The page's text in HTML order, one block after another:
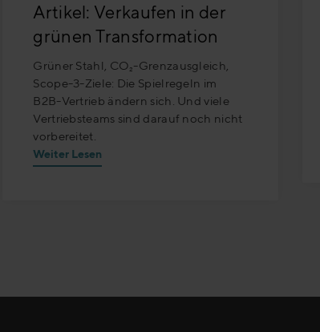
Artikel: Verkaufen in der
grünen Transformation
Grüner Stahl, CO₂-Grenzausgleich,
Scope-3-Ziele: Die Spielregeln im
B2B-Vertrieb ändern sich. Und viele
Vertriebsteams sind darauf noch nicht
vorbereitet.
Weiter Lesen